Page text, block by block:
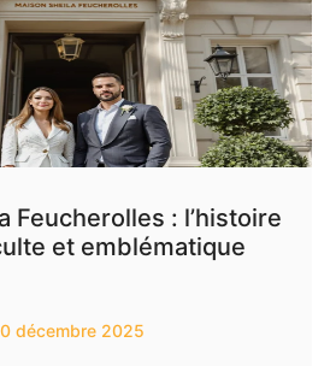
Feucherolles : l’histoire
et emblématique
décembre 2025